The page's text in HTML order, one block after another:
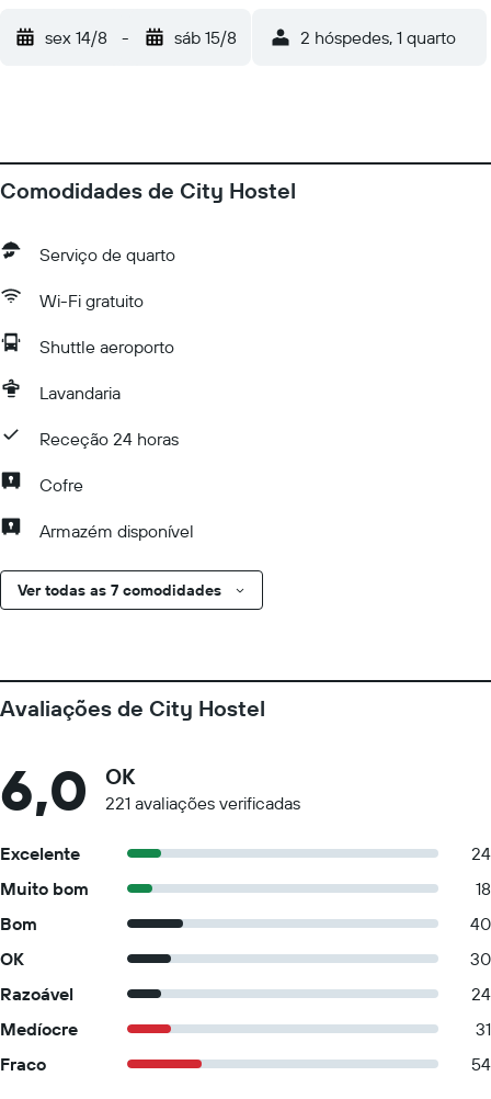
sex 14/8 - sáb 15/8 2 hóspedes, 1 quarto
Comodidades de City Hostel
Serviço de quarto
Wi-Fi gratuito
Shuttle aeroporto
Lavandaria
Receção 24 horas
Cofre
Armazém disponível
Ver todas as 7 comodidades
Avaliações de City Hostel
6,0 OK
221 avaliações verificadas
Excelente
24
Muito bom
18
Bom
40
OK
30
Razoável
24
Medíocre
31
Fraco
54